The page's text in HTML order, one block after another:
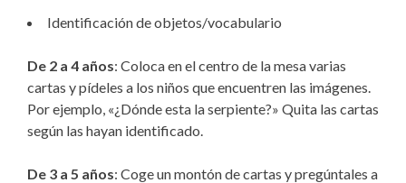
Identificación de objetos/vocabulario
De 2 a 4 años: Coloca en el centro de la mesa varias
cartas y pídeles a los niños que encuentren las imágenes.
Por ejemplo, «¿Dónde esta la serpiente?» Quita las cartas
según las hayan identificado.
De 3 a 5 años: Coge un montón de cartas y pregúntales a